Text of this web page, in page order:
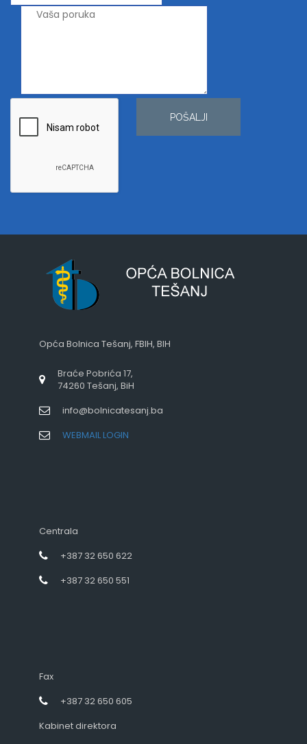
POŠALJI
Opća Bolnica Tešanj, FBIH, BIH
Braće Pobrića 17,
74260 Tešanj, BiH
info@bolnicatesanj.ba
WEBMAIL LOGIN
Centrala
+387 32 650 622
+387 32 650 551
Fax
+387 32 650 605
Kabinet direktora